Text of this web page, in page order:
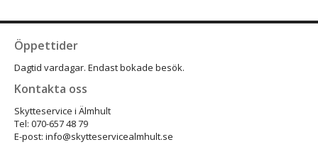
Öppettider
Dagtid vardagar. Endast bokade besök.
Kontakta oss
Skytteservice i Älmhult
Tel: 070-657 48 79
E-post: info@skytteservicealmhult.se